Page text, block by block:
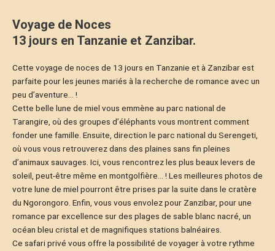
Voyage de Noces
13 jours en Tanzanie et Zanzibar.
Cette voyage de noces de 13 jours en Tanzanie et à Zanzibar est
parfaite pour les jeunes mariés à la recherche de romance avec un
peu d’aventure… !
Cette belle lune de miel vous emmène au parc national de
Tarangire, où des groupes d’éléphants vous montrent comment
fonder une famille. Ensuite, direction le parc national du Serengeti,
où vous vous retrouverez dans des plaines sans fin pleines
d’animaux sauvages. Ici, vous rencontrez les plus beaux levers de
soleil, peut-être même en montgolfière… ! Les meilleures photos de
votre lune de miel pourront être prises par la suite dans le cratère
du Ngorongoro. Enfin, vous vous envolez pour Zanzibar, pour une
romance par excellence sur des plages de sable blanc nacré, un
océan bleu cristal et de magnifiques stations balnéaires.
Ce safari privé vous offre la possibilité de voyager à votre rythme